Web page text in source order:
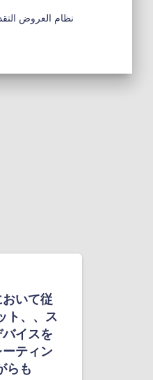
نظام العروض
いて従
ト、、ス
イスを
ティン
らも